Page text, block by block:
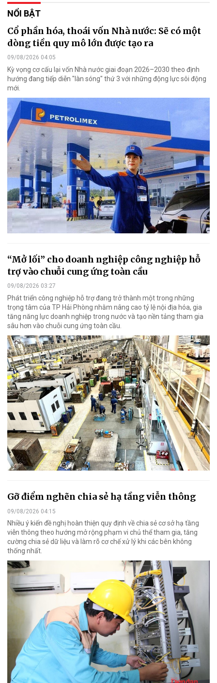
NỔI BẬT
Cổ phần hóa, thoái vốn Nhà nước: Sẽ có một
dòng tiền quy mô lớn được tạo ra
09/08/2026 04:05
Kỳ vọng cơ cấu lại vốn Nhà nước giai đoạn 2026–2030 theo định
hướng đang tiếp diễn "làn sóng" thứ 3 với những động lực sôi động
mới.
“Mở lối” cho doanh nghiệp công nghiệp hỗ
trợ vào chuỗi cung ứng toàn cầu
09/08/2026 03:27
Phát triển công nghiệp hỗ trợ đang trở thành một trong những
trọng tâm của TP Hải Phòng nhằm nâng cao tỷ lệ nội địa hóa, gia
tăng năng lực doanh nghiệp trong nước và tạo nền tảng tham gia
sâu hơn vào chuỗi cung ứng toàn cầu.
Gỡ điểm nghẽn chia sẻ hạ tầng viễn thông
09/08/2026 04:15
Nhiều ý kiến đề nghị hoàn thiện quy định về chia sẻ cơ sở hạ tầng
viễn thông theo hướng mở rộng phạm vi chủ thể tham gia, tăng
cường chia sẻ dữ liệu và làm rõ cơ chế xử lý khi các bên không
thống nhất.